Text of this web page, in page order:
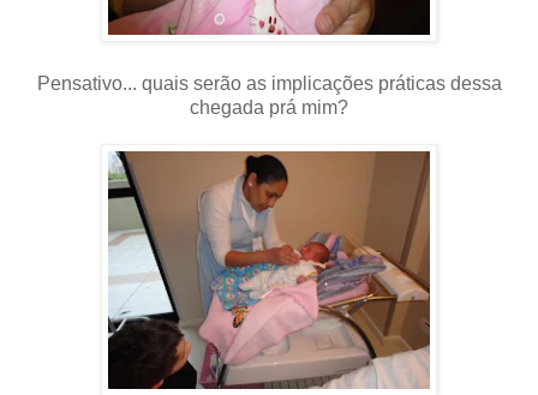
Pensativo... quais serão as implicações práticas dessa
chegada prá mim?